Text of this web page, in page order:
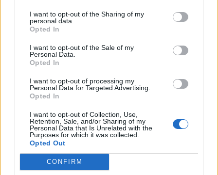
I want to opt-out of the Sharing of my
personal data.
Opted In
I want to opt-out of the Sale of my
Personal Data.
Opted In
I want to opt-out of processing my
Personal Data for Targeted Advertising.
Opted In
I want to opt-out of Collection, Use,
Retention, Sale, and/or Sharing of my
Personal Data that Is Unrelated with the
Purposes for which it was collected.
Opted Out
CONFIRM
pożegnała dwóch Brytyjczyków, tj. Fletchera "Leare'a"
Brigdena-Knighta oraz Tylera "Foxie'ego" Lowtona. –
spędzony czas. Ogromne podziękowania kieruję też do
Yaby za to, że dał mi szansę. A chłopakom życzę
powodzenia
– przyznał Leare za pośrednictwem
mediów społecznościowych. –Możliwość gry w barwach
Queso była przyjemnością. Dziękuję wszystkim
zaangażowanym w ten projekt. Będzie mi brakowało
VLR Spain: Rising z uwagi na wspaniałych kibiców,
graczy i casterów– stwierdził z kolei Foxie. Chociaż on,
jeżeli wierzyć medialnym doniesieniom, już niedługo
może zostać klubowym kolegą Patryka "paTiTka"
Fabrowskiego w EXCEL ESPORTS.